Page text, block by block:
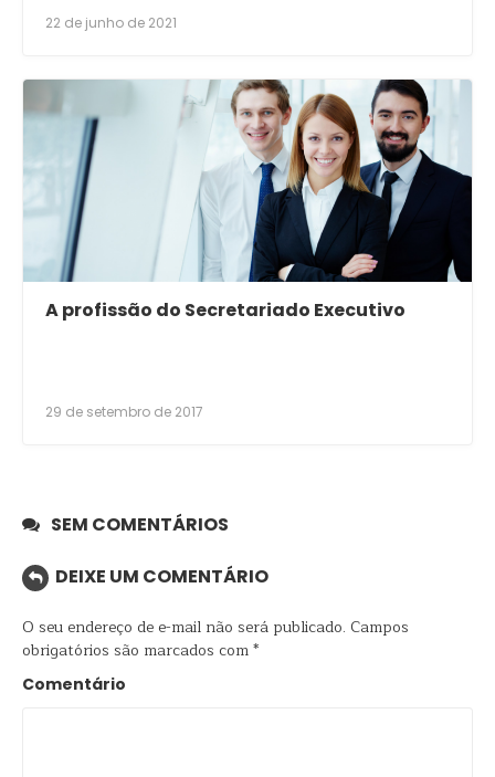
22 de junho de 2021
A profissão do Secretariado Executivo
29 de setembro de 2017
SEM COMENTÁRIOS
DEIXE UM COMENTÁRIO
O seu endereço de e-mail não será publicado. Campos
obrigatórios são marcados com*
Comentário